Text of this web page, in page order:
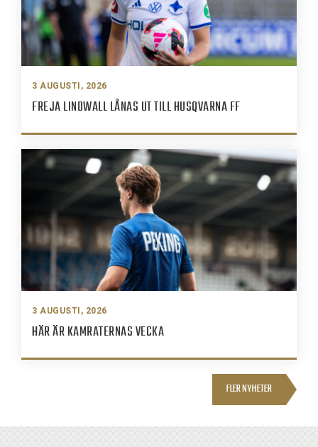
3 AUGUSTI, 2026
FREJA LINDWALL LÅNAS UT TILL HUSQVARNA FF
3 AUGUSTI, 2026
HÄR ÄR KAMRATERNAS VECKA
FLER NYHETER